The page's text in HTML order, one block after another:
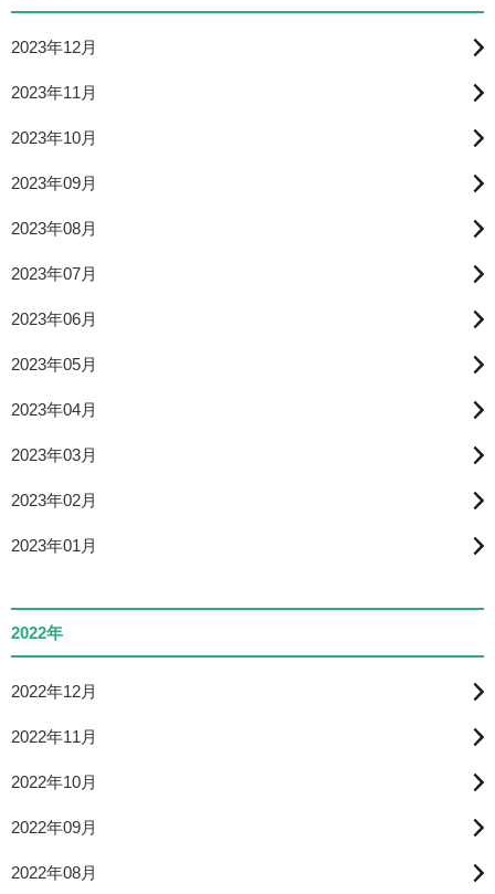
2023年12月
2023年11月
2023年10月
2023年09月
2023年08月
2023年07月
2023年06月
2023年05月
2023年04月
2023年03月
2023年02月
2023年01月
2022年
2022年12月
2022年11月
2022年10月
2022年09月
2022年08月